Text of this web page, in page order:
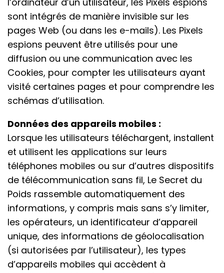
sont intégrés de manière invisible sur les
pages Web (ou dans les e-mails). Les Pixels
espions peuvent être utilisés pour une
diffusion ou une communication avec les
Cookies, pour compter les utilisateurs ayant
visité certaines pages et pour comprendre les
schémas d’utilisation.
Données des appareils mobiles :
Lorsque les utilisateurs téléchargent, installent
et utilisent les applications sur leurs
téléphones mobiles ou sur d’autres dispositifs
de télécommunication sans fil, Le Secret du
Poids rassemble automatiquement des
informations, y compris mais sans s’y limiter,
les opérateurs, un identificateur d’appareil
unique, des informations de géolocalisation
(si autorisées par l’utilisateur), les types
d’appareils mobiles qui accèdent à